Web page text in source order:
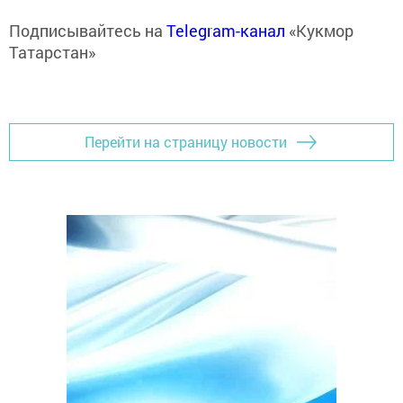
Подписывайтесь на Telegram-канал «Кукмор
Татарстан»
Перейти на страницу новости